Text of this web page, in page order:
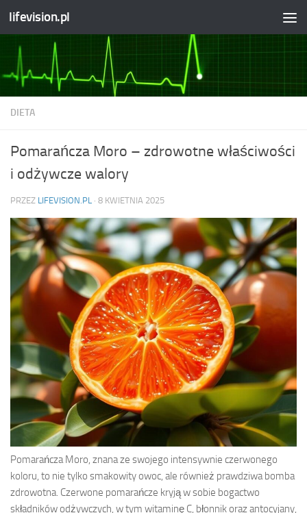
Skip to content
lifevision.pl
DIETA
Pomarańcza Moro – zdrowotne właściwości
i odżywcze walory
PRZEZ LIFEVISION.PL · 8 KWIETNIA 2025
Pomarańcza Moro, znana ze swojego intensywnie czerwonego
koloru, to nie tylko smakowity owoc, ale również prawdziwa bomba
zdrowotna. Czerwone pomarańcze kryją w sobie bogactwo
składników odżywczych, w tym witaminę C, błonnik oraz antocyjany,